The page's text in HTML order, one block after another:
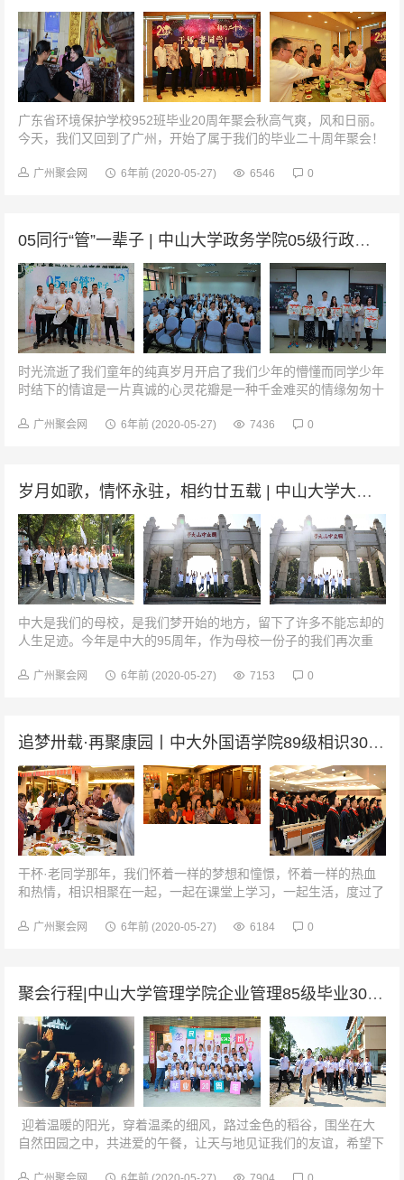
广东省环境保护学校952班毕业20周年聚会秋高气爽，风和日丽。
今天，我们又回到了广州，开始了属于我们的毕业二十周年聚会！
甚是想念！20年后，还...
广州聚会网 6年前 (2020-05-27) 6546 0
05同行“管”一辈子 | 中山大学政务学院05级行政管理班毕业10周年聚会
时光流逝了我们童年的纯真岁月开启了我们少年的懵懂而同学少年
时结下的情谊是一片真诚的心灵花瓣是一种千金难买的情缘匆匆十
在教室里开一场班会了。今...
广州聚会网 6年前 (2020-05-27) 7436 0
岁月如歌，情怀永驻，相约廿五载 | 中山大学大气环境90级毕业25周年聚会
中大是我们的母校，是我们梦开始的地方，留下了许多不能忘却的
人生足迹。今年是中大的95周年，作为母校一份子的我们再次重
脑海里都是那些与大气环境9...
广州聚会网 6年前 (2020-05-27) 7153 0
追梦卅载·再聚康园丨中大外国语学院89级相识30周年聚会
干杯·老同学那年，我们怀着一样的梦想和憧憬，怀着一样的热血
和热情，相识相聚在一起，一起在课堂上学习，一起生活，度过了
礼仪式此次的聚会，此次的成...
广州聚会网 6年前 (2020-05-27) 6184 0
聚会行程|中山大学管理学院企业管理85级毕业30周年聚会
迎着温暖的阳光，穿着温柔的细风，路过金色的稻谷，围坐在大
自然田园之中，共进爱的午餐，让天与地见证我们的友谊，希望下